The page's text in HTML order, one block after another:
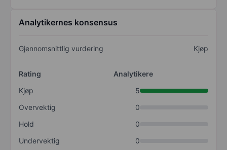
Analytikernes konsensus
Gjennomsnittlig vurdering Kjøp
Rating
Analytikere
Kjøp
5
Overvektig
0
Hold
0
Undervektig
0